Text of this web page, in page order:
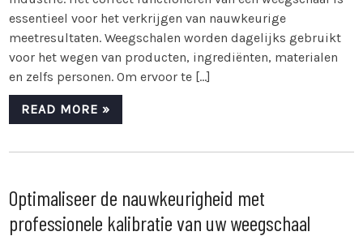
essentieel voor het verkrijgen van nauwkeurige
meetresultaten. Weegschalen worden dagelijks gebruikt
voor het wegen van producten, ingrediënten, materialen
en zelfs personen. Om ervoor te […]
READ MORE »
Optimaliseer de nauwkeurigheid met
professionele kalibratie van uw weegschaal